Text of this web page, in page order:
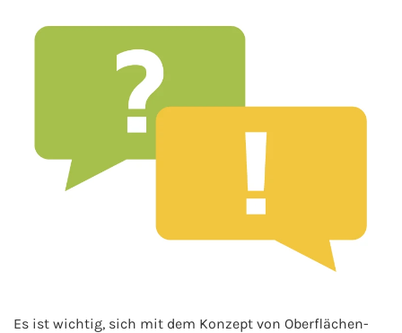
Es ist wichtig, sich mit dem Konzept von Oberflächen-